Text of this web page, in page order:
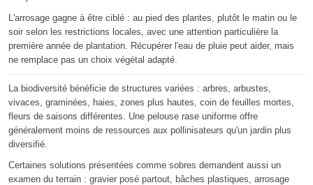
L'arrosage gagne à être ciblé : au pied des plantes, plutôt le matin ou le
soir selon les restrictions locales, avec une attention particulière la
première année de plantation. Récupérer l'eau de pluie peut aider, mais
ne remplace pas un choix végétal adapté.
La biodiversité bénéficie de structures variées : arbres, arbustes,
vivaces, graminées, haies, zones plus hautes, coin de feuilles mortes,
fleurs de saisons différentes. Une pelouse rase uniforme offre
généralement moins de ressources aux pollinisateurs qu'un jardin plus
diversifié.
Certaines solutions présentées comme sobres demandent aussi un
examen du terrain : gravier posé partout, bâches plastiques, arrosage